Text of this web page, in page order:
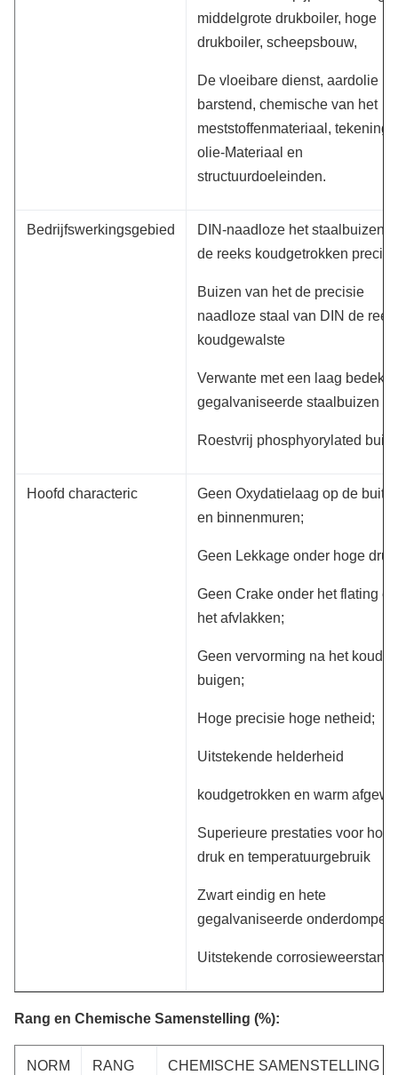
middelgrote drukboiler, hoge
drukboiler, scheepsbouw,
De vloeibare dienst, aardolie
barstend, chemische van het
meststoffenmateriaal, tekening-
olie-Materiaal en
structuurdoeleinden.
Bedrijfswerkingsgebied
DIN-naadloze het staalbuizen
de reeks koudgetrokken
Buizen van het de precisie
naadloze staal van DIN de
koudgewalste
Verwante met een laag
gegalvaniseerde staalbuizen
Roestvrij phosphyorylated buis
Hoofd characteric
Geen Oxydatielaag op de
en binnenmuren;
Geen Lekkage onder hoge
Geen Crake onder het flating en
het afvlakken;
Geen vervorming na het koude
buigen;
Hoge precisie hoge netheid;
Uitstekende helderheid
koudgetrokken en warm
Superieure prestaties voor hoge
druk en temperatuurgebruik
Zwart eindig en hete
gegalvaniseerde
Uitstekende corrosieweerstand
Rang en Chemische Samenstelling (%):
NORM RANG CHEMISCHE SAMENSTELLING